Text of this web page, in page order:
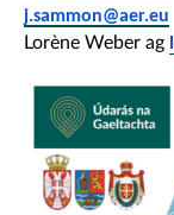
j.sammon@aer.eu
Lorène Weber ag